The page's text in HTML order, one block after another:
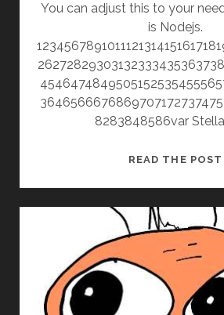
You can adjust this to your
is Nodejs.
8283848586var
READ THE POST